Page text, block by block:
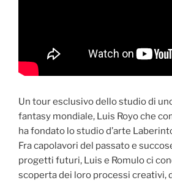
Un tour esclusivo dello studio di
fantasy mondiale, Luis Royo che
ha fondato lo studio d’arte
Fra capolavori del passato e
progetti futuri, Luis e Romulo ci
scoperta dei loro processi creativi,